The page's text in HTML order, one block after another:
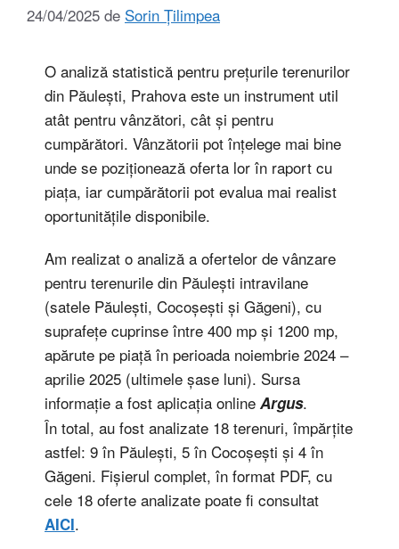
24/04/2025 de Sorin Țilimpea
O analiză statistică pentru prețurile terenurilor
din Păulești, Prahova este un instrument util
atât pentru vânzători, cât și pentru
cumpărători. Vânzătorii pot înțelege mai bine
unde se poziționează oferta lor în raport cu
piața, iar cumpărătorii pot evalua mai realist
oportunitățile disponibile.
Am realizat o analiză a ofertelor de vânzare
pentru terenurile din Păulești intravilane
(satele Păulești, Cocoșești și Găgeni), cu
suprafețe cuprinse între 400 mp și 1200 mp,
apărute pe piață în perioada noiembrie 2024 –
aprilie 2025 (ultimele șase luni). Sursa
informație a fost aplicația online Argus.
În total, au fost analizate 18 terenuri, împărțite
astfel: 9 în Păulești, 5 în Cocoșești și 4 în
Găgeni. Fișierul complet, în format PDF, cu
cele 18 oferte analizate poate fi consultat
AICI.